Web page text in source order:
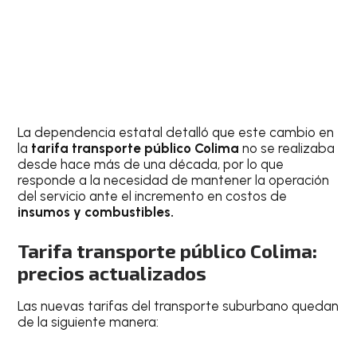
La dependencia estatal detalló que este cambio en
la tarifa transporte público Colima no se realizaba
desde hace más de una década, por lo que
responde a la necesidad de mantener la operación
del servicio ante el incremento en costos de
insumos y combustibles.
Tarifa transporte público Colima:
precios actualizados
Las nuevas tarifas del transporte suburbano quedan
de la siguiente manera: